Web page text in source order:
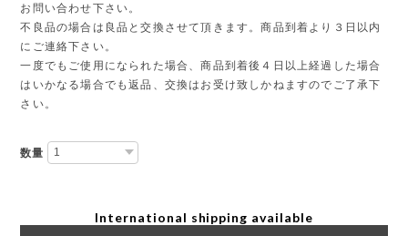
お問い合わせ下さい。
不良品の場合は良品と交換させて頂きます。商品到着より３日以内
にご連絡下さい。
一度でもご使用になられた場合、商品到着後４日以上経過した場合
はいかなる場合でも返品、交換はお受け致しかねますのでご了承下
さい。
数量
International shipping available